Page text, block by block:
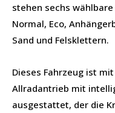
stehen sechs
Normal, Eco,
Sand und Felsklettern.
Dieses Fahrzeug ist
Allradantrieb mit
ausgestattet, der die